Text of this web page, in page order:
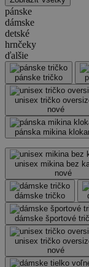
pánske
dámske
detské
hrnčeky
ďalšie
pánske tričko
unisex tričko
nové
pánska mikina
unisex mikina bez
nové
dámske tričko
dámske športové
unisex tričko
nové